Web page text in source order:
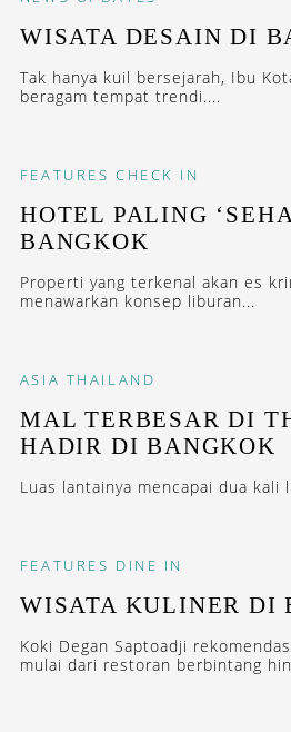
WISATA DESAIN DI
Tak hanya kuil bersejarah, Ibu
beragam tempat trendi....
FEATURES CHECK IN
HOTEL PALING
BANGKOK
Properti yang terkenal akan es
menawarkan konsep liburan...
ASIA THAILAND
MAL TERBESAR DI
HADIR DI BANGKOK
Luas lantainya mencapai dua kali
FEATURES DINE IN
WISATA KULINER DI
Koki Degan Saptoadji
mulai dari restoran berbintang